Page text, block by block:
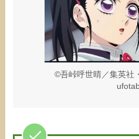
©吾峠呼世晴／集英社